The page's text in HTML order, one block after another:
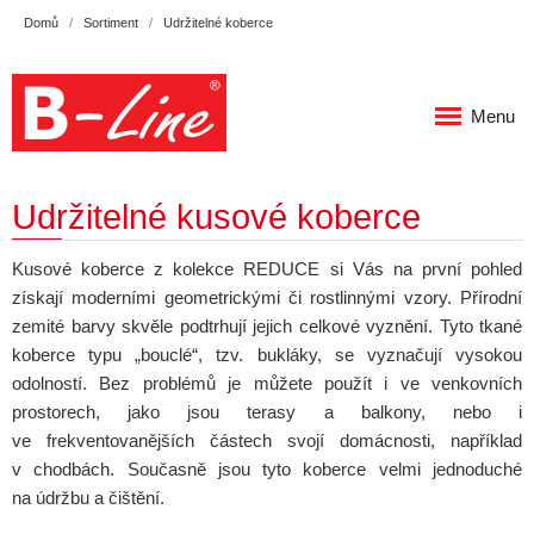
Domů Sortiment Udržitelné koberce
Menu
Udržitelné kusové koberce
Kusové koberce z kolekce REDUCE si Vás na první pohled
získají moderními geometrickými či rostlinnými vzory. Přírodní
zemité barvy skvěle podtrhují jejich celkové vyznění. Tyto tkané
koberce typu „bouclé“, tzv. bukláky, se vyznačují vysokou
odolností. Bez problémů je můžete použít i ve venkovních
prostorech, jako jsou terasy a balkony, nebo i
ve frekventovanějších částech svojí domácnosti, například
v chodbách. Současně jsou tyto koberce velmi jednoduché
na údržbu a čištění.